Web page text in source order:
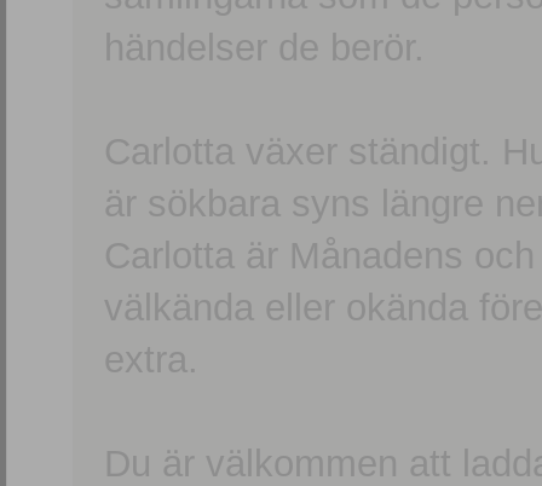
händelser de berör.
Carlotta växer ständigt.
är sökbara syns längre
Carlotta är Månadens
välkända eller okända
extra.
Du är välkommen att